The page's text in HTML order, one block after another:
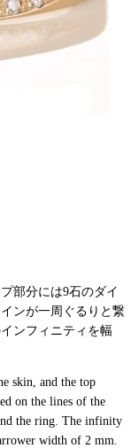
部分には9石のダイ
ンが一周ぐるりと繋
ンフィニティを幅
skin, and the top
on the lines of the
the ring. The infinity
width of 2 mm.